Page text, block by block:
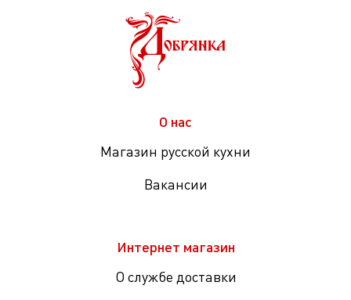
О нас
Магазин русской кухни
Вакансии
Интернет магазин
О службе доставки